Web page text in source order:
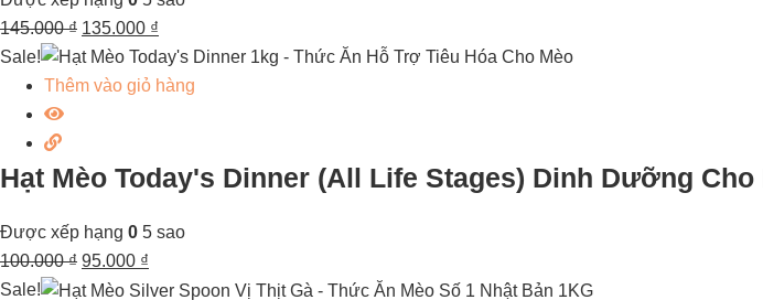
145.000₫ 135.000 ₫
Sale!
Thêm vào giỏ hàng
Hạt Mèo Today's Dinner (All Life Stages) Dinh Dưỡng
Được xếp hạng 0 5 sao
100.000₫ 95.000 ₫
Sale!